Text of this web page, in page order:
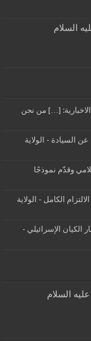
السلام
الاخبارية: […] من نحن
السيادة - الولاية
وقدّم نموذجًا
الكامل - الولاية
الإسرائيلي -
السلام